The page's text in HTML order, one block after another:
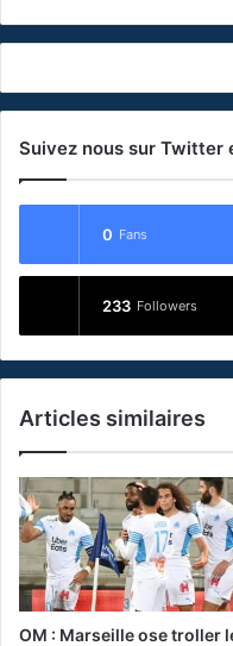
Suivez nous sur Twitter
0 Fans
233 Followers
Articles similaires
OM : Marseille ose troller